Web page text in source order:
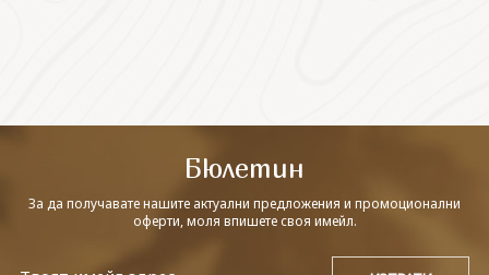
Бюлетин
За да получавате нашите актуални предложения и промоционални
оферти, моля впишете своя имейл.